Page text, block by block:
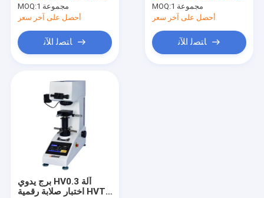
اختبار صلابة ويبستر
اختبار صلابة باركول
MOQ:
1 مجموعة
أحصل على آخر سعر
ﺎﺘﺼﻟ ﺍﻶﻧ
MOQ:
1 مجموعة
أحصل على آخر سعر
ﺎﺘﺼﻟ ﺍﻶﻧ
برج يدوي HV0.3 آلة
اختبار صلابة رقمية HVT-